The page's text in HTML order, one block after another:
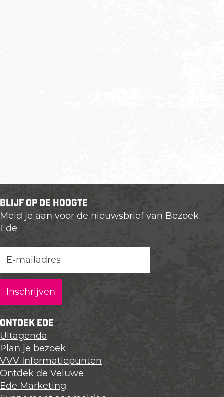
BLIJF OP DE HOOGTE
Meld je aan voor de nieuwsbrief van Bezoek
Ede
ONTDEK EDE
Uitagenda
Plan je bezoek
VVV Informatiepunten
Ontdek de Veluwe
Ede Marketing